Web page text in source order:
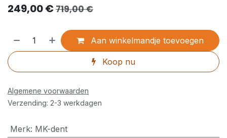
249,00€ 719,00€
Aan winkelmandje toevoegen
Koop nu
Algemene voorwaarden
Verzending: 2-3 werkdagen
Merk: MK-dent